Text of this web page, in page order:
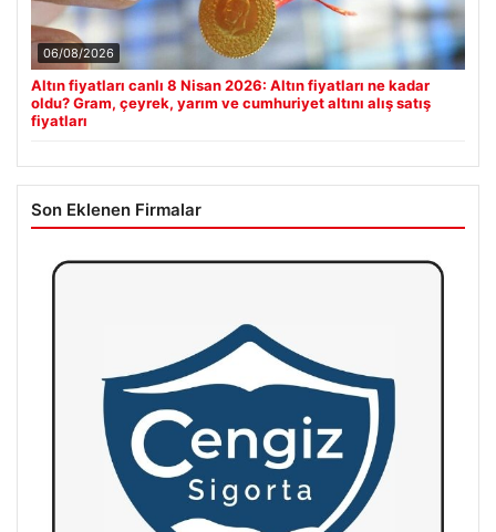
06/08/2026
Altın fiyatları canlı 8 Nisan 2026: Altın fiyatları ne kadar
oldu? Gram, çeyrek, yarım ve cumhuriyet altını alış satış
fiyatları
Son Eklenen Firmalar